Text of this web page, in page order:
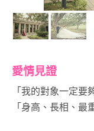
愛情見證
「我的對象一定要
「身高、長相、最